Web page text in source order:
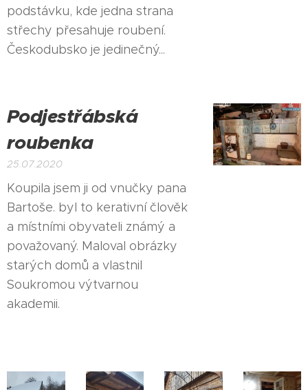
podstávku, kde jedna strana
střechy přesahuje roubení.
Českodubsko je jedinečný...
Podjestřábská
roubenka
25.07.2020
Koupila jsem ji od vnučky pana
Bartoše. byl to kerativní člověk
a místními obyvateli známý a
považovaný. Maloval obrázky
starých domů a vlastnil
Soukromou výtvarnou
akademii.